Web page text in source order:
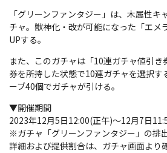
「グリーンファンタジー」は、木属性
チャ。獣神化・改が可能になった「エメ
UPする。
また、このガチャは「10連ガチャ値引き
券を所持した状態で10連ガチャを選択す
ーブ40個でガチャが引ける。
▼開催期間
2023年12月5日12:00(正午)～12月7日
※ガチャ「グリーンファンタジー」の排
詳細および提供割合は、ガチャ画面より